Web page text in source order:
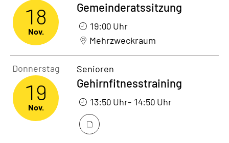
18
Nov.
Gemeinderatssitzung
19:00 Uhr
Mehrzweckraum
Donnerstag
19
Nov.
Gehirnfitnesstraining
Senioren
13:50 Uhr- 14:50 Uhr